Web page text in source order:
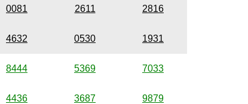
0081 2611 2816
4632 0530 1931
8444 5369 7033
4436 3687 9879